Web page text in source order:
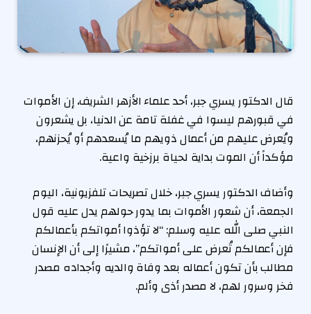
قال الدكتور يسري جبر، أحد علماء الأزهر الشريف، إن الأموات
في قبورهم ليسوا في غفلة تامة عن الدنيا، بل يشعرون
ويُعرض عليهم من أعمال ذويهم ما يُسعدهم أو يُحزنهم،
مؤكداً أن الموت بداية لحياة برزخية واعية.
وأضاف الدكتور يسري جبر، خلال تصريحات تلفزيونية، اليوم
الجمعة، أن شعور الأموات بما يدور حولهم يدل عليه قول
النبي صلى الله عليه وسلم: “لا تؤذوا أمواتكم بأعمالكم
فإن أعمالكم تُعرض على أمواتكم”، مشيرًا إلى أن الإنسان
مطالب بأن تكون أعماله بعد وفاة والديه وأجداده مصدر
فخر وسرور لهم، لا مصدر أذى وألم.